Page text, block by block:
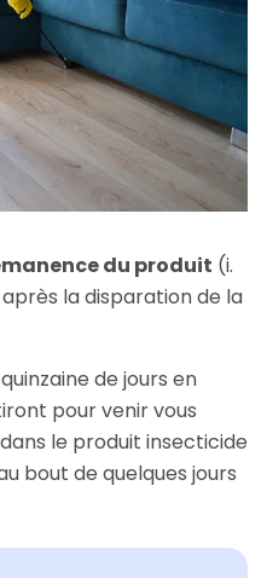
du produit (i.
la disparation de la
de jours en
pour venir vous
le produit insecticide
bout de quelques jours